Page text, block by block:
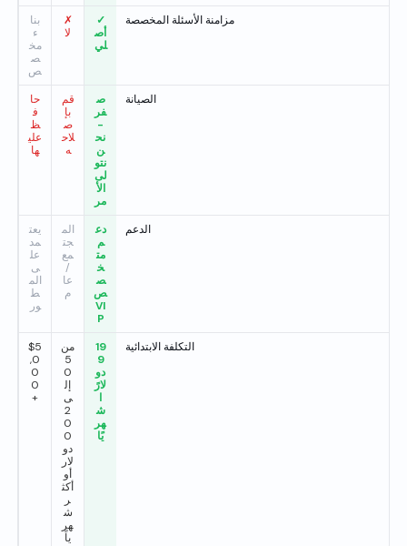
مزامنة الأسئلة المخصصة
✓
أص
لي
✗
لا
بنا
ء
مخ
ص
ص
الصيانة
ص
فر
-
نح
ن
نتو
لى
الأ
مر
قم
بإ
ص
لاح
ه
حا
ف
ظ
علي
ها
الدعم
دع
م
مت
خ
ص
ص
VI
P
الم
جت
مع
/
عا
م
يعت
مد
عل
ى
الم
ط
ور
التكلفة الابتدائية
19
9
دو
لارً
ا
ش
هر
يًا
من
5
0
إل
ى
2
0
0
دو
لار
أو
أكث
ر
ش
هر
ياً
$5
,0
0
0
+